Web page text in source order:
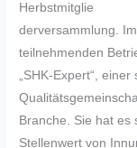
Herbstmitglie
derversammlung.
teilnehmenden
„SHK-Expert“,
Branche. Sie hat
Stellenwert von